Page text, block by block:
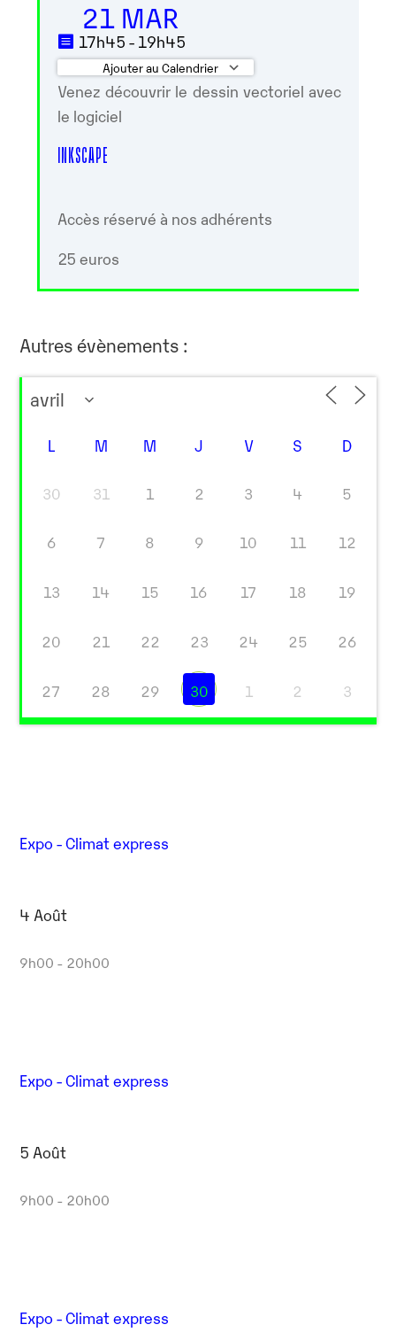
21 MAR
17h45 - 19h45
Ajouter au Calendrier
Télécharger ICS Calendrier Google
Venez découvrir le dessin vectoriel avec
le logiciel
INKSCAPE
Accès réservé à nos adhérents
25 euros
Autres évènements :
L M M J V S D
30 31 1 2 3 4 5
6 7 8 9 10 11 12
13 14 15 16 17 18 19
20 21 22 23 24 25 26
27 28 29 30 1 2 3
Expo - Climat express
4 Août
9h00 - 20h00
Expo - Climat express
5 Août
9h00 - 20h00
Expo - Climat express